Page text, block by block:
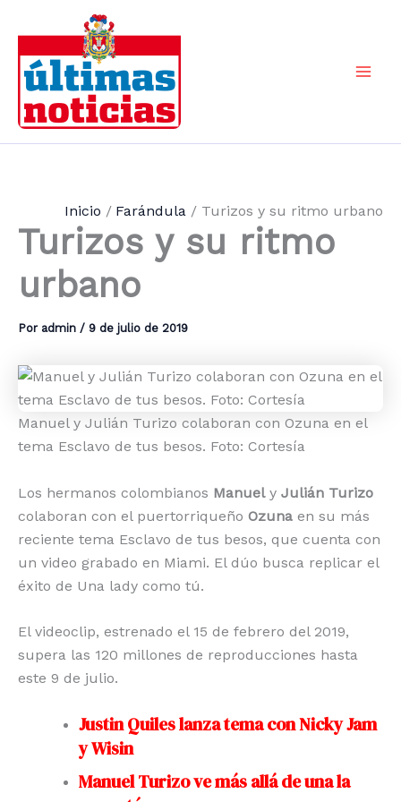
contenido
Inicio Farándula Turizos y su ritmo urbano
Turizos y su ritmo
urbano
Por admin / 9 de julio de 2019
Manuel y Julián Turizo colaboran con Ozuna en el
tema Esclavo de tus besos. Foto: Cortesía
Los hermanos colombianos Manuely Julián Turizo
colaboran con el puertorriqueño Ozuna en su más
reciente tema Esclavo de tus besos, que cuenta con
un video grabado en Miami. El dúo busca replicar el
éxito de Una lady como tú.
El videoclip, estrenado el 15 de febrero del 2019,
supera las 120 millones de reproducciones hasta
este 9 de julio.
Justin Quiles lanza tema con Nicky Jam
y Wisin
Manuel Turizo ve más allá de una la